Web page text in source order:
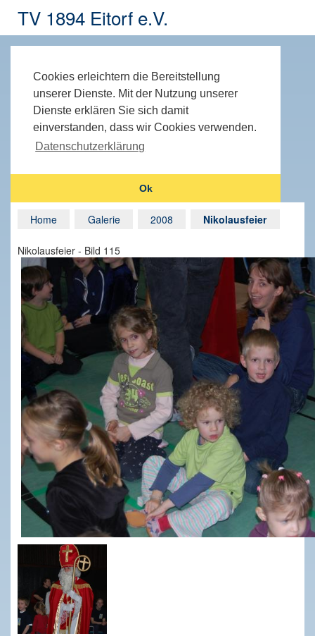
TV 1894 Eitorf e.V.
Cookies erleichtern die Bereitstellung
unserer Dienste. Mit der Nutzung unserer
Dienste erklären Sie sich damit
einverstanden, dass wir Cookies verwenden.
Datenschutzerklärung
Ok
Home Galerie 2008 Nikolausfeier
Nikolausfeier - Bild 115